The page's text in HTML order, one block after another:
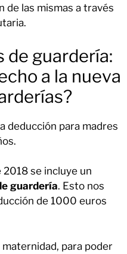
de las mismas a través
de guardería:
a la nueva
deducción para madres
2018 se incluye un
guardería. Esto nos
de 1000 euros
para poder